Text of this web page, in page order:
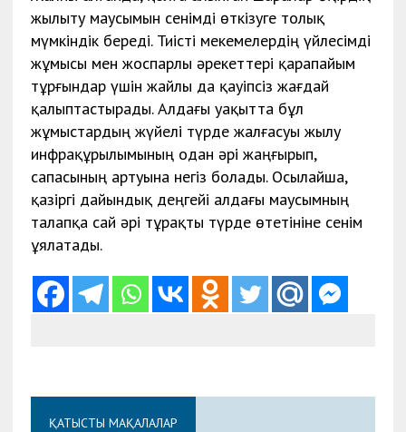
жылыту маусымын сенімді өткізуге толық
мүмкіндік береді. Тиісті мекемелердің үйлесімді
жұмысы мен жоспарлы әрекеттері қарапайым
тұрғындар үшін жайлы да қауіпсіз жағдай
қалыптастырады. Алдағы уақытта бұл
жұмыстардың жүйелі түрде жалғасуы жылу
инфрақұрылымының одан әрі жаңғырып,
сапасының артуына негіз болады. Осылайша,
қазіргі дайындық деңгейі алдағы маусымның
талапқа сай әрі тұрақты түрде өтетініне сенім
ұялатады.
ҚАТЫСТЫ МАҚАЛАЛАР